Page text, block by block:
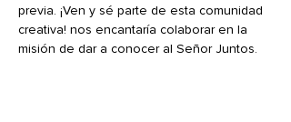
previa. ¡Ven y sé parte de esta comunidad
creativa! nos encantaría colaborar en la
misión de dar a conocer al Señor Juntos.